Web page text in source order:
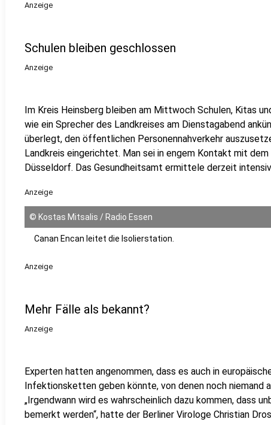
Anzeige
Schulen bleiben geschlossen
Anzeige
Im Kreis Heinsberg bleiben am Mittwoch Schulen, Kitas
wie ein Sprecher des Landkreises am Dienstagabend
überlegt, den öffentlichen Personennahverkehr
Landkreis eingerichtet. Man sei in engem Kontakt mit
Düsseldorf. Das Gesundheitsamt ermittele derzeit
Anzeige
© Kostas Mitsalis / Radio Essen
Canan Encan leitet die Isolierstation.
Anzeige
Mehr Fälle als bekannt?
Anzeige
Experten hatten angenommen, dass es auch in
Infektionsketten geben könnte, von denen noch niemand
„Irgendwann wird es wahrscheinlich dazu kommen, dass
bemerkt werden“, hatte der Berliner Virologe Christian